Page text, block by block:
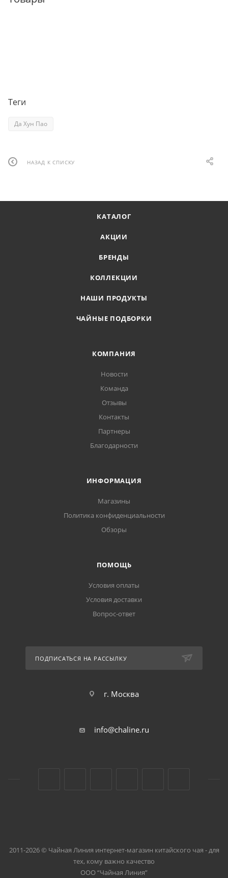
Теги
Да Хун Пао
НАЗАД К СПИСКУ
КАТАЛОГ
АКЦИИ
БРЕНДЫ
КОЛЛЕКЦИИ
НАШИ ПРОДУКТЫ
ЧАЙНЫЕ ПОДБОРКИ
КОМПАНИЯ
Новости
Команда
Отзывы
Контакты
Партнеры
Благодарности
ИНФОРМАЦИЯ
Магазины
Политика конфиденциальности
Обзоры
ПОМОЩЬ
Условия оплаты
Условия доставки
Вопрос-ответ
ПОДПИСАТЬСЯ НА РАССЫЛКУ
г. Москва
info@chaline.ru
2011-2026 © Чайная Линия интернет-магазин китайского чая - для
тех, кому важно качество
ООО “Чайная Линия”